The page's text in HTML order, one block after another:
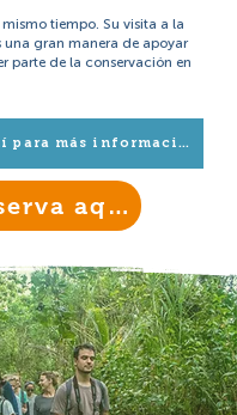
tiempo. Su visita a la
una gran manera de apoyar
parte de la conservación en
Haga clic aquí para más información
¡Reserva aquí!